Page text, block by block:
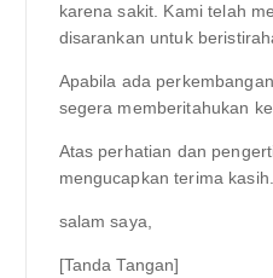
karena sakit. Kami telah
disarankan untuk
Apabila ada
segera memberitahukan
Atas perhatian dan
mengucapkan terima kasih.
salam saya,
[Tanda Tangan]